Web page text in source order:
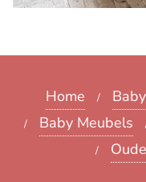
Home
Baby Meubels